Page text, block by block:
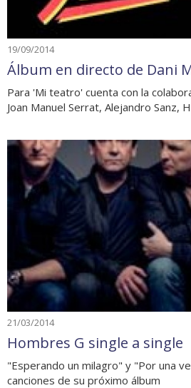
19/09/2014
Álbum en directo de Dani
Para 'Mi teatro' cuenta con la
Joan Manuel Serrat, Alejandro Sanz,
21/03/2014
Hombres G single a single
"Esperando un milagro" y "Por una
canciones de su próximo álbum